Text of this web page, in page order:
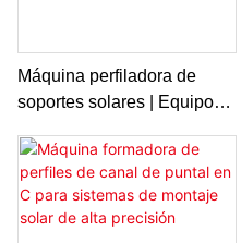
Máquina perfiladora de
soportes solares | Equipos